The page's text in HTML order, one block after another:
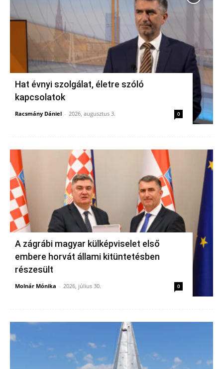
Hat évnyi szolgálat, életre szóló
kapcsolatok
Racsmány Dániel - 2026, augusztus 3. 0
A zágrábi magyar külképviselet első
embere horvát állami kitüntetésben
részesült
Molnár Mónika - 2026, július 30. 0